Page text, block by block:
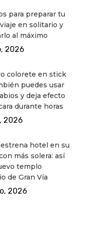
para preparar tu
en solitario y
al máximo
2026
colorete en stick
puedes usar
y deja efecto
durante horas
2026
hotel en su
más solera: así
templo
de Gran Vía
2026